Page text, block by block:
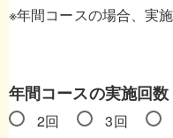
※年間コースの場合、実
年間コースの実施回数
2回 3回